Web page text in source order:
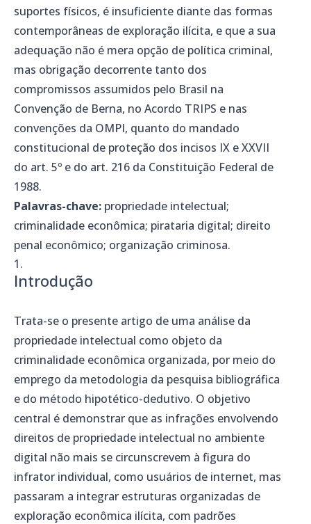
suportes físicos, é insuficiente diante das formas
contemporâneas de exploração ilícita, e que a sua
adequação não é mera opção de política criminal,
mas obrigação decorrente tanto dos
compromissos assumidos pelo Brasil na
Convenção de Berna, no Acordo TRIPS e nas
convenções da OMPI, quanto do mandado
constitucional de proteção dos incisos IX e XXVII
do art. 5º e do art. 216 da Constituição Federal de
1988.
Palavras-chave: propriedade intelectual;
criminalidade econômica; pirataria digital; direito
penal econômico; organização criminosa.
Introdução
Trata-se o presente artigo de uma análise da
propriedade intelectual como objeto da
criminalidade econômica organizada, por meio do
emprego da metodologia da pesquisa bibliográfica
e do método hipotético-dedutivo. O objetivo
central é demonstrar que as infrações envolvendo
direitos de propriedade intelectual no ambiente
digital não mais se circunscrevem à figura do
infrator individual, como usuários de internet, mas
passaram a integrar estruturas organizadas de
exploração econômica ilícita, com padrões